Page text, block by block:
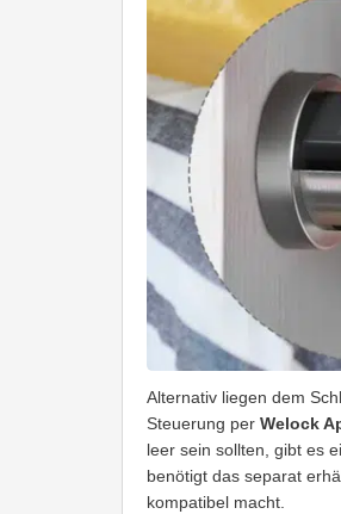
Alternativ liegen dem
Steuerung per Welock
leer sein sollten, gibt es
benötigt das separat
kompatibel macht.